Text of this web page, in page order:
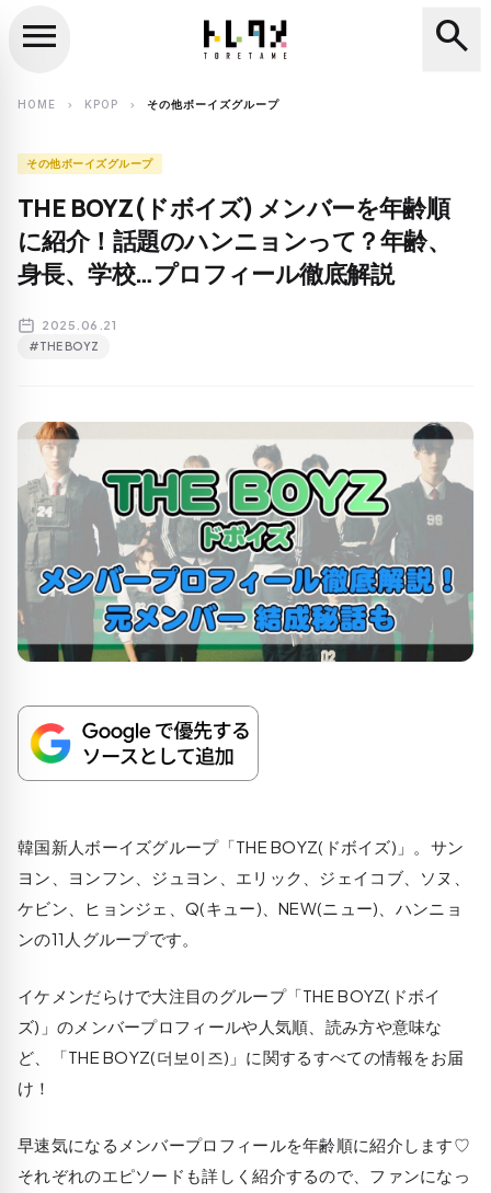
search
menu search
HOME chevron_right KPOP chevron_right その他ボーイズグループ
その他ボーイズグループ
THE BOYZ(ドボイズ) メンバーを年齢順
に紹介！話題のハンニョンって？年齢、
身長、学校…プロフィール徹底解説
2025.06.21
#THE BOYZ
韓国新人ボーイズグループ「THE BOYZ(ドボイズ)」。サン
ヨン、ヨンフン、ジュヨン、エリック、ジェイコブ、ソヌ、
ケビン、ヒョンジェ、Q(キュー)、NEW(ニュー)、ハンニョ
ンの11人グループです。
イケメンだらけで大注目のグループ「THE BOYZ(ドボイ
ズ)」のメンバープロフィールや人気順、読み方や意味な
ど、「THE BOYZ(더보이즈)」に関するすべての情報をお届
け！
早速気になるメンバープロフィールを年齢順に紹介します♡
それぞれのエピソードも詳しく紹介するので、ファンになっ